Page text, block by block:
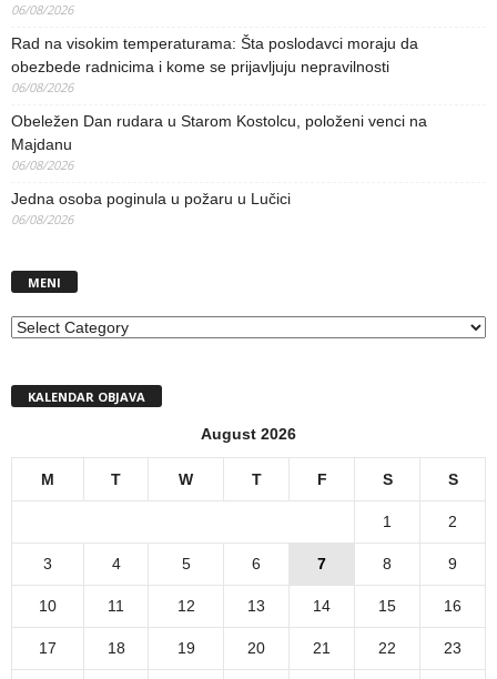
06/08/2026
Rad na visokim temperaturama: Šta poslodavci moraju da
obezbede radnicima i kome se prijavljuju nepravilnosti
06/08/2026
Obeležen Dan rudara u Starom Kostolcu, položeni venci na
Majdanu
06/08/2026
Jedna osoba poginula u požaru u Lučici
06/08/2026
MENI
MENI
KALENDAR OBJAVA
August 2026
M T W T F S S
1 2
3 4 5 6 7 8 9
10 11 12 13 14 15 16
17 18 19 20 21 22 23